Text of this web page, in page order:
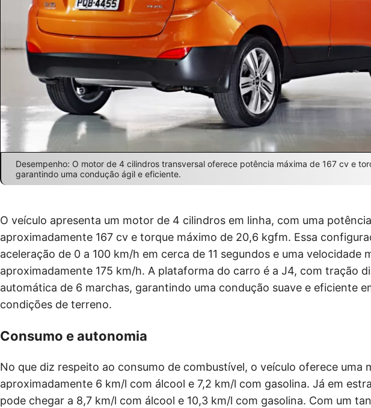
Desempenho: O motor de 4 cilindros transversal oferece potência máxima de 167 cv e
garantindo uma condução ágil e eficiente.
O veículo apresenta um motor de 4 cilindros em linha, com uma
aproximadamente 167 cv e torque máximo de 20,6 kgfm. Essa
aceleração de 0 a 100 km/h em cerca de 11 segundos e uma velocidade
aproximadamente 175 km/h. A plataforma do carro é a J4, com tração
automática de 6 marchas, garantindo uma condução suave e eficiente
condições de terreno.
Consumo e autonomia
No que diz respeito ao consumo de combustível, o veículo oferece uma
aproximadamente 6 km/l com álcool e 7,2 km/l com gasolina. Já em
pode chegar a 8,7 km/l com álcool e 10,3 km/l com gasolina. Com um